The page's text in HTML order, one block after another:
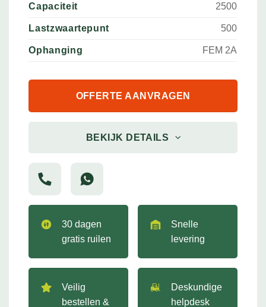
Capaciteit 2500
Lastzwaartepunt 500
Ophanging FEM 2A
OFFERTE AANVRAGEN
BEKIJK DETAILS
30 dagen
gratis ruilen
Snelle
levering
Veilig
bestellen &
Deskundige
helpdesk